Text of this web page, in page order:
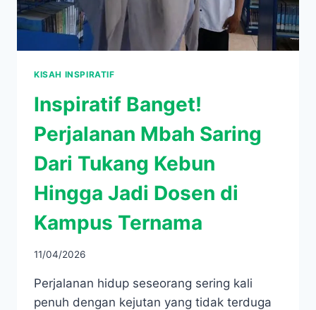
KISAH INSPIRATIF
Inspiratif Banget!
Perjalanan Mbah Saring
Dari Tukang Kebun
Hingga Jadi Dosen di
Kampus Ternama
11/04/2026
Perjalanan hidup seseorang sering kali
penuh dengan kejutan yang tidak terduga